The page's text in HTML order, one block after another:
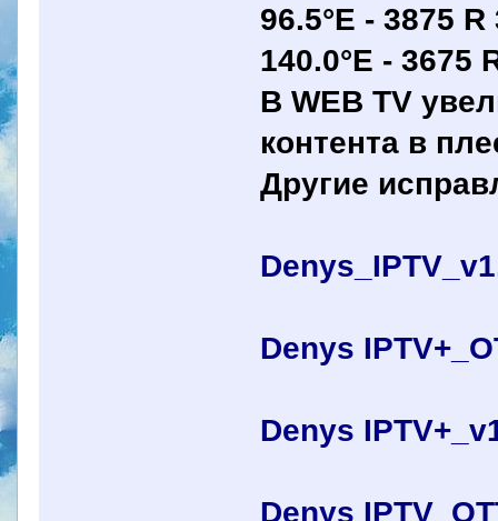
96.5°E - 3875
140.0°E - 3675
В WEB ТV
контента в
Другие
Denys
Denys
Denys